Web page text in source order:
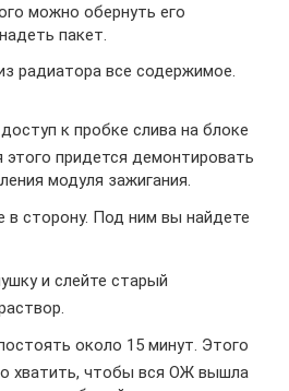
можно обернуть его
пакет.
радиатора все содержимое.
к пробке слива на блоке
придется демонтировать
модуля зажигания.
в сторону. Под ним вы найдете
и слейте старый
около 15 минут. Этого
хватить, чтобы вся ОЖ вышла